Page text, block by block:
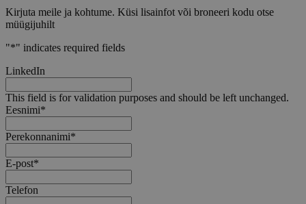
Kirjuta meile ja kohtume. Küsi lisainfot või broneeri kodu otse
müügijuhilt
"*" indicates required fields
LinkedIn
This field is for validation purposes and should be left unchanged.
Eesnimi*
Perekonnanimi*
E-post*
Telefon